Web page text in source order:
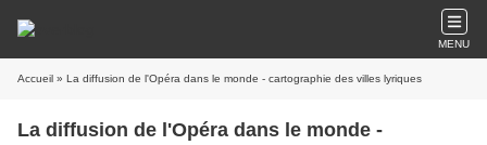
MENU
Accueil » La diffusion de l'Opéra dans le monde - cartographie des villes lyriques
La diffusion de l'Opéra dans le monde -